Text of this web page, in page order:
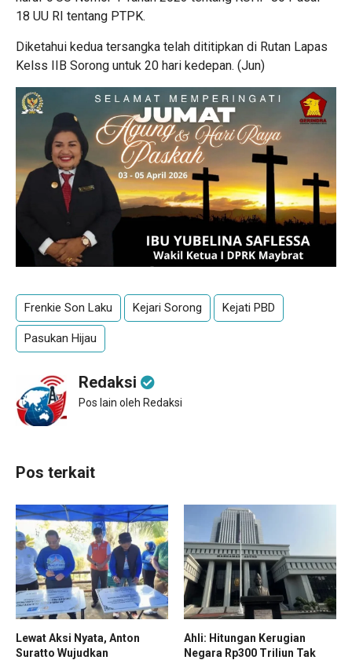
18 UU RI tentang PTPK.
Diketahui kedua tersangka telah dititipkan di Rutan Lapas
Kelss IIB Sorong untuk 20 hari kedepan. (Jun)
Frenkie Son Laku Kejari Sorong Kejati PBD
Pasukan Hijau
Redaksi
Pos lain oleh Redaksi
Pos terkait
Lewat Aksi Nyata, Anton
Suratto Wujudkan
Ahli: Hitungan Kerugian
Negara Rp300 Triliun Tak